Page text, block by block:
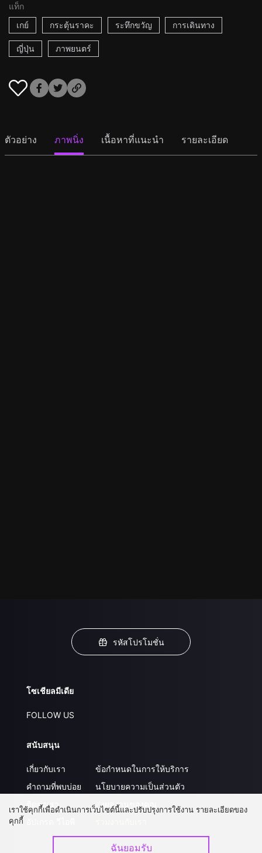
แท็ก
เกย์
กระตุ้นราคะ ระทึกขวัญ การเดินทาง
ญี่ปุ่น ภาพยนตร์
ตัวอย่าง ภาพนิ่ง เนื้อหาที่แนะนำ รายละเอียด
รหัสโปรโมชั่น
โซเชียลมีเดีย
FOLLOW US
สนับสนุน
เกี่ยวกับเรา
คำถามที่พบบ่อย
ติดต่อเรา
ข้อกำหนดในการให้บริการ
นโยบายความเป็นส่วนตัว
ส่งผลงานของคุณ
เราใช้คุกกี้เพื่อดำเนินการเว็บไซต์นี้และปรับปรุงการใช้งาน รายละเอียดของ
คุกกี้
ฉันยอมรับ